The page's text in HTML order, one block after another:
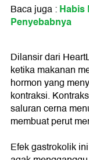
Baca juga :Habis
Penyebabnya
Dilansir dari
ketika makanan
hormon yang
kontraksi.
saluran cerna
membuat perut
Efek gastrokolik